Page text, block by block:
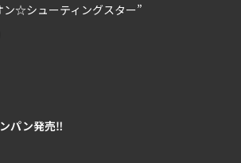
ン☆シューティングスター”
パン発売‼